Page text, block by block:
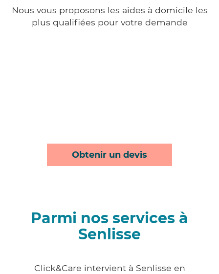
Nous vous proposons les aides à domicile les
plus qualifiées pour votre demande
Obtenir un devis
Parmi nos services à
Senlisse
Click&Care intervient à Senlisse en